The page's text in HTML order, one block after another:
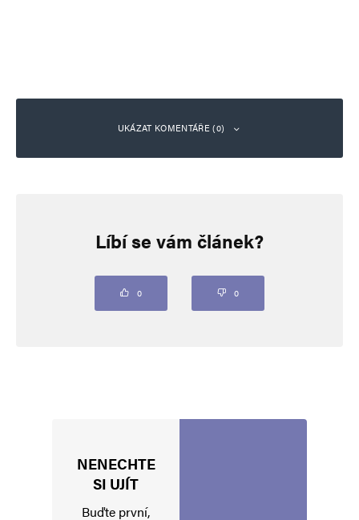
UKÁZAT KOMENTÁŘE (0)
Vaše e-mailová adresa nebude zveřejněna. Vyžadované informace jsou
Líbí se vám článek?
0 0
NENECHTE
SI UJÍT
Buďte první,